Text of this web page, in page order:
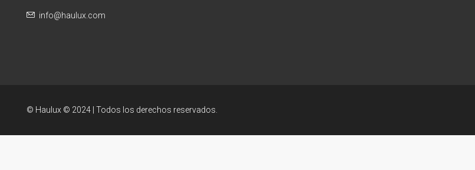
info@haulux.com
© Haulux © 2024 | Todos los derechos reservados.